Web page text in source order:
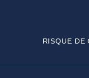
RISQUE DE